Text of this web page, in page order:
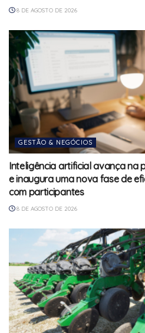
8 DE AGOSTO DE 2026
GESTÃO & NEGÓCIOS
Inteligência artificial avança na
e inaugura uma nova fase de
com participantes
8 DE AGOSTO DE 2026